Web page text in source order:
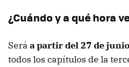
¿Cuándo y a qué hora
Será a partir del 27 de junio
todos los capítulos de la